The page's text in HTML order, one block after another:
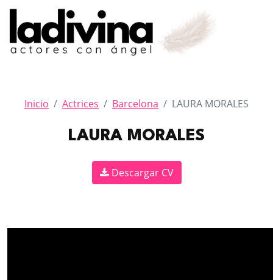
Inicio Actrices Barcelona LAURA MORALES
LAURA MORALES
Descargar CV